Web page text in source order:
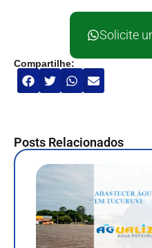
Solicite
Compartilhe:
Posts Relacionados